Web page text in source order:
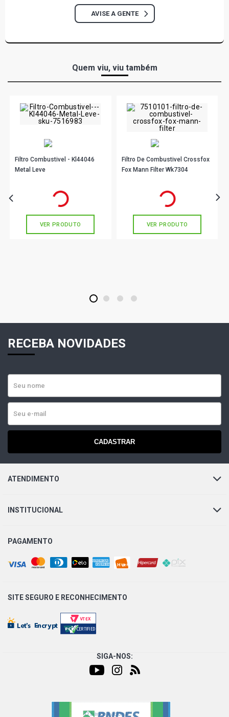
AVISE A GENTE
Quem viu, viu também
Filtro Combustivel - Kl44046
Metal Leve
em até 6x de
VER PRODUTO
Filtro De Combustivel Crossfox
Fox Mann Filter Wk7304
em até 1x de
VER PRODUTO
1 2 3 4
RECEBA NOVIDADES
CADASTRAR
ATENDIMENTO
INSTITUCIONAL
PAGAMENTO
SITE SEGURO E RECONHECIMENTO
SIGA-NOS: